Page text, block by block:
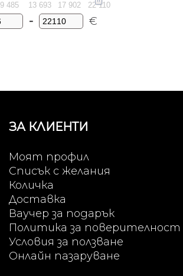
9 485 13 693 17 902 22 110
Minimum Price
- Maximum Price
€
ЗА КЛИЕНТИ
Моят профил
Списък с желания
Количка
Доставка
Ваучер за подарък
Политика за поверителност
Условия за ползване
Онлайн пазаруване